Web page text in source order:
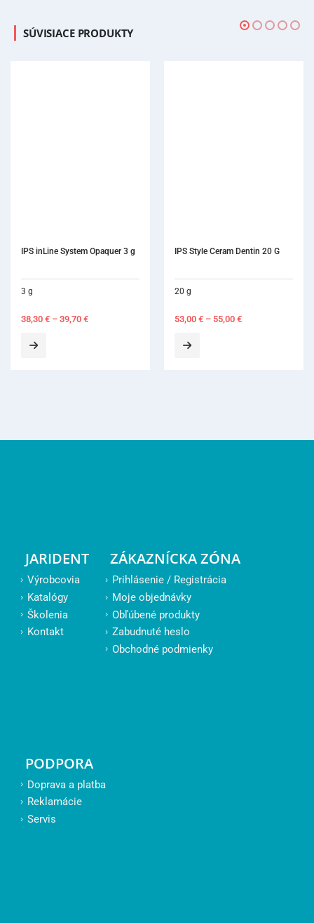
SÚVISIACE PRODUKTY
IPS inLine System Opaquer 3 g
3 g
38,30 € – 39,70 €
IPS Style Ceram Dentin 20 G
20 g
53,00 € – 55,00 €
JARIDENT
Výrobcovia
Katalógy
Školenia
Kontakt
ZÁKAZNÍCKA ZÓNA
Prihlásenie / Registrácia
Moje objednávky
Obľúbené produkty
Zabudnuté heslo
Obchodné podmienky
PODPORA
Doprava a platba
Reklamácie
Servis